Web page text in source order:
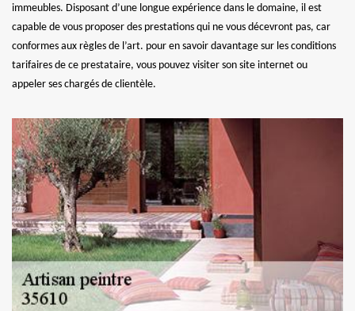
immeubles. Disposant d’une longue expérience dans le domaine, il est
capable de vous proposer des prestations qui ne vous décevront pas, car
conformes aux règles de l’art. pour en savoir davantage sur les conditions
tarifaires de ce prestataire, vous pouvez visiter son site internet ou
appeler ses chargés de clientèle.